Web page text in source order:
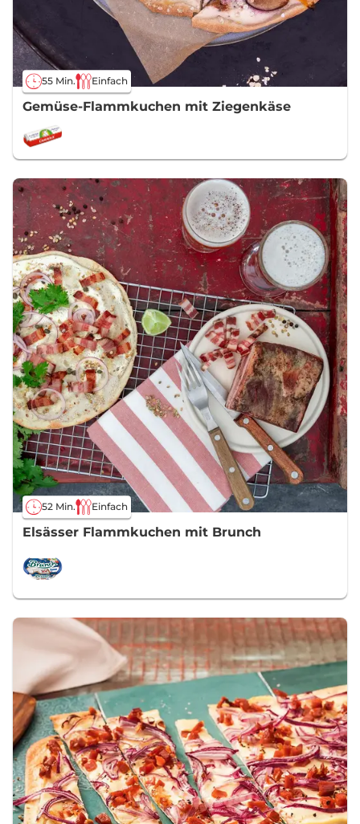
55 Min. Einfach
Gemüse-Flammkuchen mit Ziegenkäse
52 Min. Einfach
Elsässer Flammkuchen mit Brunch